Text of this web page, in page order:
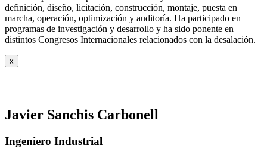
definición, diseño, licitación, construcción, montaje, puesta en
marcha, operación, optimización y auditoría. Ha participado en
programas de investigación y desarrollo y ha sido ponente en
distintos Congresos Internacionales relacionados con la desalación.
x
Javier Sanchis Carbonell
Ingeniero Industrial